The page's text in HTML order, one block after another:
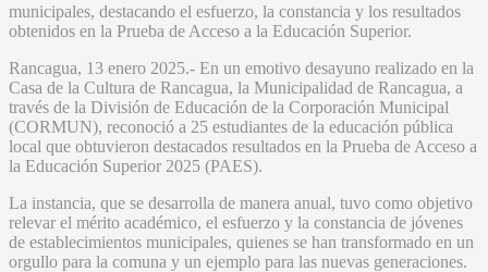
municipales, destacando el esfuerzo, la constancia y los resultados
obtenidos en la Prueba de Acceso a la Educación Superior.
Rancagua, 13 enero 2025.- En un emotivo desayuno realizado en la
Casa de la Cultura de Rancagua, la Municipalidad de Rancagua, a
través de la División de Educación de la Corporación Municipal
(CORMUN), reconoció a 25 estudiantes de la educación pública
local que obtuvieron destacados resultados en la Prueba de Acceso a
la Educación Superior 2025 (PAES).
La instancia, que se desarrolla de manera anual, tuvo como objetivo
relevar el mérito académico, el esfuerzo y la constancia de jóvenes
de establecimientos municipales, quienes se han transformado en un
orgullo para la comuna y un ejemplo para las nuevas generaciones.